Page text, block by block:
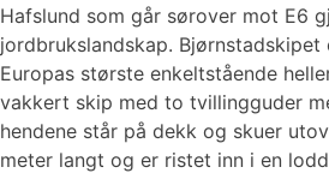
Hafslund som går sørover mot E6
jordbrukslandskap.
Europas største enkeltstående
vakkert skip med to tvillingguder
hendene står på dekk og skuer
meter langt og er ristet inn i en